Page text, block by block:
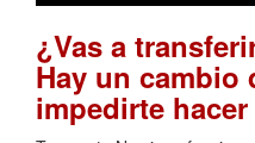
¿Vas a
Hay un cambio
impedirte